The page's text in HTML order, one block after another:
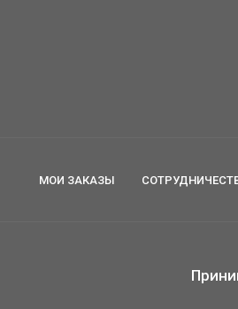
МОИ ЗАКАЗЫ